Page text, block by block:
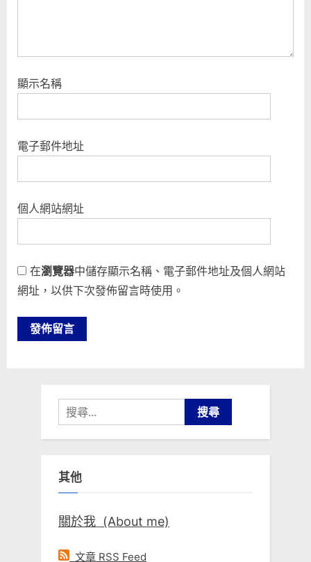
顯示名稱
電子郵件地址
個人網站網址
在瀏覽器中儲存顯示名稱、電子郵件地址及個人網站
網址，以供下次發佈留言時使用。
搜
尋
關
字:
其他
關於我 (About me)
文章 RSS Feed